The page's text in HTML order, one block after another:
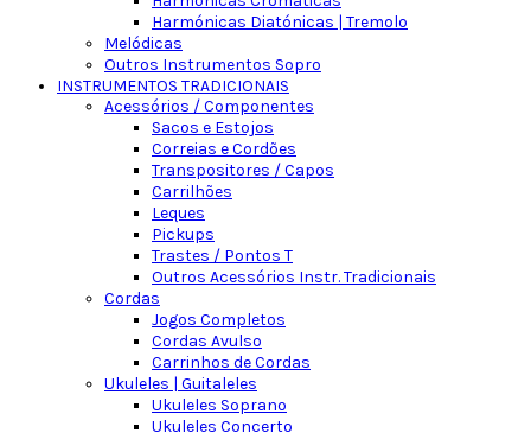
Harmónicas Diatónicas | Tremolo
Melódicas
Outros Instrumentos Sopro
INSTRUMENTOS TRADICIONAIS
Acessórios / Componentes
Sacos e Estojos
Correias e Cordões
Transpositores / Capos
Carrilhões
Leques
Pickups
Trastes / Pontos T
Outros Acessórios Instr. Tradicionais
Cordas
Jogos Completos
Cordas Avulso
Carrinhos de Cordas
Ukuleles | Guitaleles
Ukuleles Soprano
Ukuleles Concerto